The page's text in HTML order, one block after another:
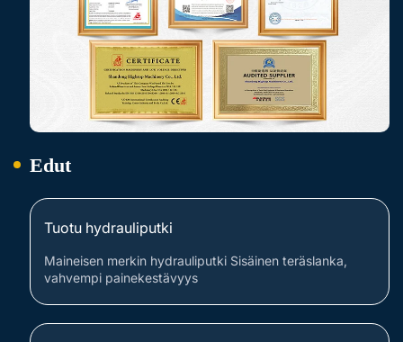
Edut
Tuotu hydrauliputki
Maineisen merkin hydrauliputki Sisäinen teräslanka,
vahvempi painekestävyys